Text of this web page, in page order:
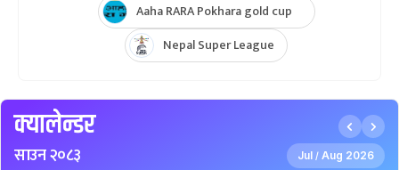
Aaha RARA Pokhara gold cup
Nepal Super League
क्यालेन्डर
साउन २०८३ Jul / Aug 2026